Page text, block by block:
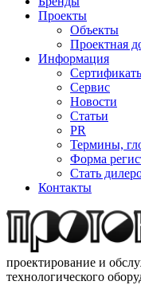
Проекты
Объекты
Проектная
Информация
Сервис
Новости
Статьи
PR
Термины,
Форма
Стать
Контакты
проектирование и
технологического